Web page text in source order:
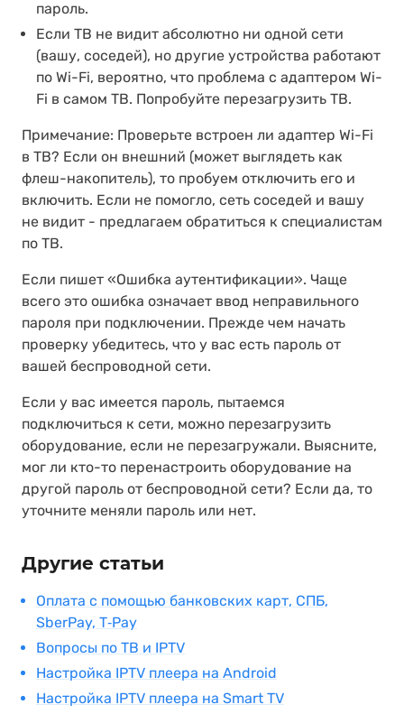
пароль.
Если ТВ не видит абсолютно ни одной сети
(вашу, соседей), но другие устройства работают
по Wi-Fi, вероятно, что проблема с адаптером Wi-
Fi в самом ТВ. Попробуйте перезагрузить ТВ.
Примечание: Проверьте встроен ли адаптер Wi-Fi
в ТВ? Если он внешний (может выглядеть как
флеш-накопитель), то пробуем отключить его и
включить. Если не помогло, сеть соседей и вашу
не видит - предлагаем обратиться к специалистам
по ТВ.
Если пишет «Ошибка аутентификации». Чаще
всего это ошибка означает ввод неправильного
пароля при подключении. Прежде чем начать
проверку убедитесь, что у вас есть пароль от
вашей беспроводной сети.
Если у вас имеется пароль, пытаемся
подключиться к сети, можно перезагрузить
оборудование, если не перезагружали. Выясните,
мог ли кто-то перенастроить оборудование на
другой пароль от беспроводной сети? Если да, то
уточните меняли пароль или нет.
Другие статьи
Оплата с помощью банковских карт, СПБ,
SberPay, T‑Pay
Вопросы по ТВ и IPTV
Настройка IPTV плеера на Android
Настройка IPTV плеера на Smart TV